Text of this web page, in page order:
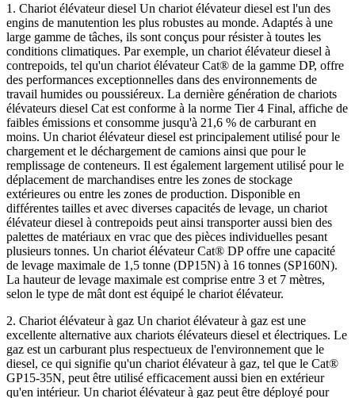
1. Chariot élévateur diesel Un chariot élévateur diesel est l'un des
engins de manutention les plus robustes au monde. Adaptés à une
large gamme de tâches, ils sont conçus pour résister à toutes les
conditions climatiques. Par exemple, un chariot élévateur diesel à
contrepoids, tel qu'un chariot élévateur Cat® de la gamme DP, offre
des performances exceptionnelles dans des environnements de
travail humides ou poussiéreux. La dernière génération de chariots
élévateurs diesel Cat est conforme à la norme Tier 4 Final, affiche de
faibles émissions et consomme jusqu'à 21,6 % de carburant en
moins. Un chariot élévateur diesel est principalement utilisé pour le
chargement et le déchargement de camions ainsi que pour le
remplissage de conteneurs. Il est également largement utilisé pour le
déplacement de marchandises entre les zones de stockage
extérieures ou entre les zones de production. Disponible en
différentes tailles et avec diverses capacités de levage, un chariot
élévateur diesel à contrepoids peut ainsi transporter aussi bien des
palettes de matériaux en vrac que des pièces individuelles pesant
plusieurs tonnes. Un chariot élévateur Cat® DP offre une capacité
de levage maximale de 1,5 tonne (DP15N) à 16 tonnes (SP160N).
La hauteur de levage maximale est comprise entre 3 et 7 mètres,
selon le type de mât dont est équipé le chariot élévateur.
2. Chariot élévateur à gaz Un chariot élévateur à gaz est une
excellente alternative aux chariots élévateurs diesel et électriques. Le
gaz est un carburant plus respectueux de l'environnement que le
diesel, ce qui signifie qu'un chariot élévateur à gaz, tel que le Cat®
GP15-35N, peut être utilisé efficacement aussi bien en extérieur
qu'en intérieur. Un chariot élévateur à gaz peut être déployé pour